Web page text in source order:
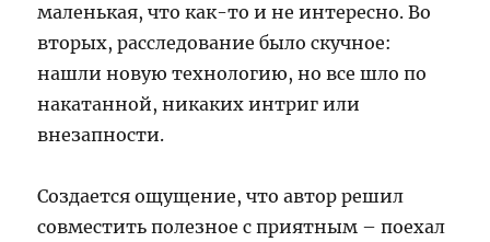
маленькая, что как-то и не интересно. Во
вторых, расследование было скучное:
нашли новую технологию, но все шло по
накатанной, никаких интриг или
внезапности.
Создается ощущение, что автор решил
совместить полезное с приятным – поехал